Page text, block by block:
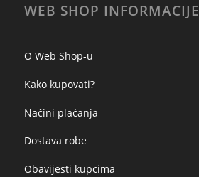
WEB SHOP INFORMACIJE
O Web Shop-u
Kako kupovati?
Načini plaćanja
Dostava robe
Obavijesti kupcima